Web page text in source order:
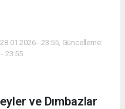
- 23:55, Güncelleme:
23:55
ve Dımbazlar